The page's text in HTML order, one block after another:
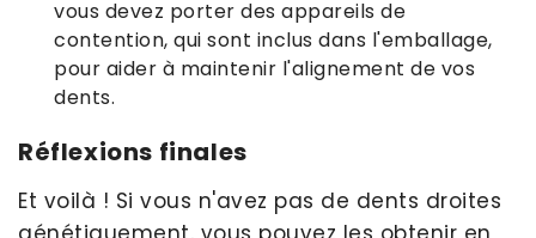
vous devez porter des appareils de
contention, qui sont inclus dans l'emballage,
pour aider à maintenir l'alignement de vos
dents.
Réflexions finales
Et voilà ! Si vous n'avez pas de dents droites